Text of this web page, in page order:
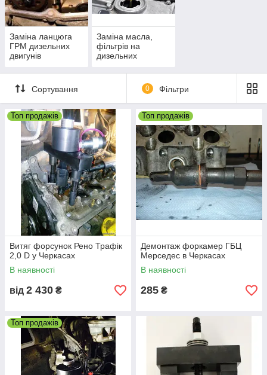
кодів
Комп'ютерна
діагностика дизельних автомобілів
Комплексна діагностика дизельних авто-
яким мотортестером Bosch KTS200
(розшифровка/зчитування кодів
несправностей, виведение поточних
параметрів систем тощо).
заміна
Заміна ланцюга
ГРМ дизельних
двигунів
Заміна масла,
фільтрів на
дизельних
Черкасах
Сортування
0 Фільтри
Топ продажів
Витяг форсунок Рено Трафік
2,0 D у Черкасах
В наявності
від 2 430 ₴
Топ продажів
Демонтаж форкамер ГБЦ
Мерседес в Черкасах
В наявності
285 ₴
Топ продажів